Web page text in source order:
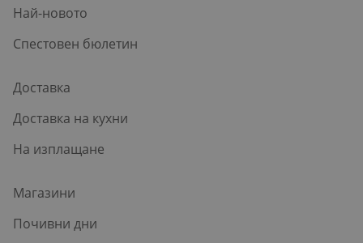
Най-новото
Спестовен бюлетин
Доставка
Доставка на кухни
На изплащане
Магазини
Почивни дни